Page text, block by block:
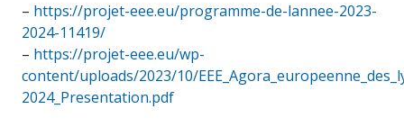
– https://projet-eee.eu/programme-de-lannee-2023-
2024-11419/
– https://projet-eee.eu/wp-
content/uploads/2023/10/
2024_Presentation.pdf